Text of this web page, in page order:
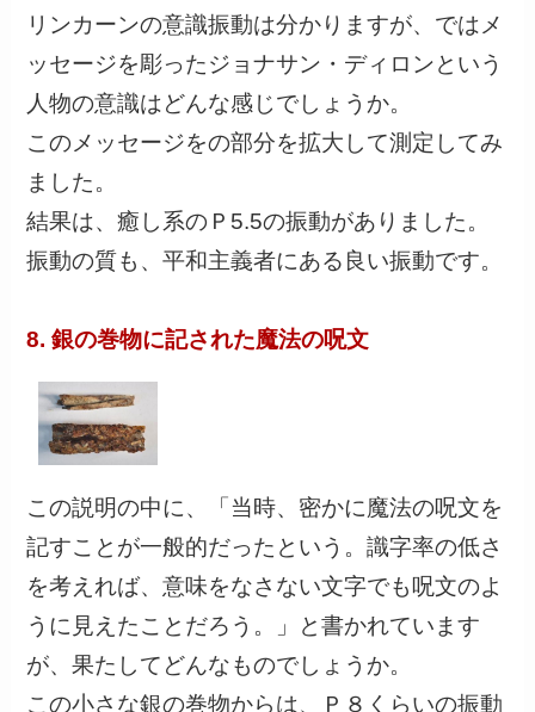
リンカーンの意識振動は分かりますが、ではメ
ッセージを彫ったジョナサン・ディロンという
人物の意識はどんな感じでしょうか。
このメッセージをの部分を拡大して測定してみ
ました。
結果は、癒し系のＰ5.5の振動がありました。
振動の質も、平和主義者にある良い振動です。
8. 銀の巻物に記された魔法の呪文
この説明の中に、「当時、密かに魔法の呪文を
記すことが一般的だったという。識字率の低さ
を考えれば、意味をなさない文字でも呪文のよ
うに見えたことだろう。」と書かれています
が、果たしてどんなものでしょうか。
この小さな銀の巻物からは、Ｐ８くらいの振動